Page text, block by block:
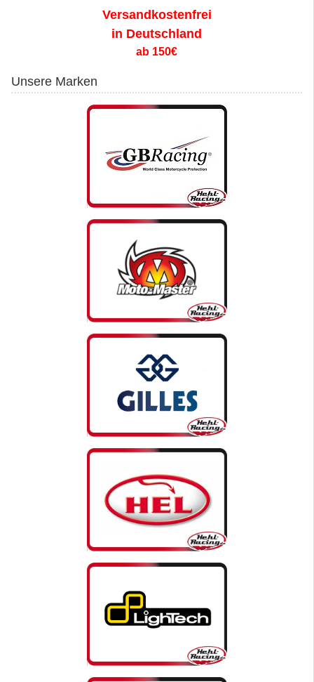
Versandkostenfrei
in Deutschland
ab 150€
Unsere Marken